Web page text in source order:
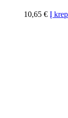
10,65 € Į